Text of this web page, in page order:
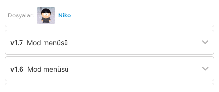
Dosyalar: Niko
v1.7 Mod menüsü
v1.6 Mod menüsü